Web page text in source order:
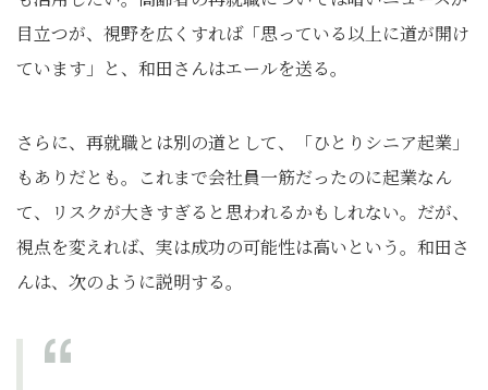
目立つが、視野を広くすれば「思っている以上に道が開け
ています」と、和田さんはエールを送る。
さらに、再就職とは別の道として、「ひとりシニア起業」
もありだとも。これまで会社員一筋だったのに起業なん
て、リスクが大きすぎると思われるかもしれない。だが、
視点を変えれば、実は成功の可能性は高いという。和田さ
んは、次のように説明する。